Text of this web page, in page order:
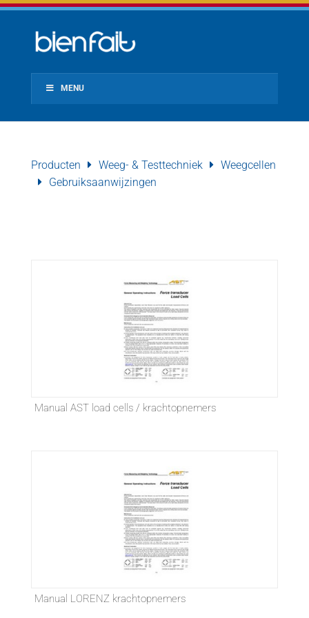
MENU
Producten Weeg- & Testtechniek
Weegcellen
Gebruiksaanwijzingen
Manual AST load cells / krachtopnemers
Manual LORENZ krachtopnemers